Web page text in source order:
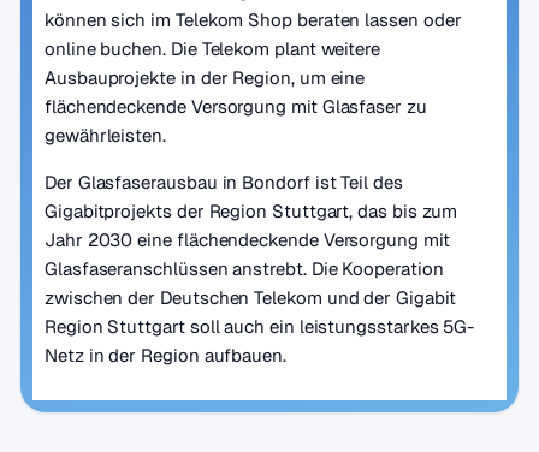
können sich im Telekom Shop beraten lassen oder
online buchen. Die Telekom plant weitere
Ausbauprojekte in der Region, um eine
flächendeckende Versorgung mit Glasfaser zu
gewährleisten.
Der Glasfaserausbau in Bondorf ist Teil des
Gigabitprojekts der Region Stuttgart, das bis zum
Jahr 2030 eine flächendeckende Versorgung mit
Glasfaseranschlüssen anstrebt. Die Kooperation
zwischen der Deutschen Telekom und der Gigabit
Region Stuttgart soll auch ein leistungsstarkes 5G-
Netz in der Region aufbauen.